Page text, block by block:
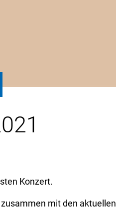
Konzert.
mit den aktuellen